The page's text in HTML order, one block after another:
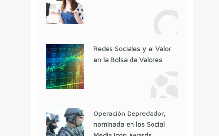
Redes Sociales y el Valor
en la Bolsa de Valores
Operación Depredador,
nominada en los Social